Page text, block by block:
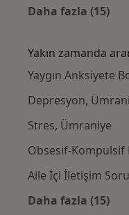
Daha fazla (15)
Yakın zamanda
Yaygın Anksiyete
Depresyon,
Stres, Ümraniye
Obsesif-Kompulsif
Aile İçi İletişim
Daha fazla (15)